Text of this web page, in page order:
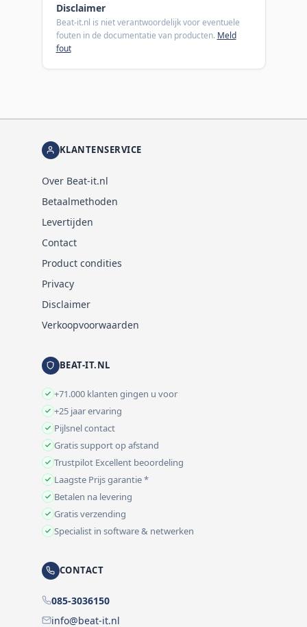
Disclaimer
Beat-it.nl is niet verantwoordelijk voor eventuele
fouten in de documentatie van producten. Meld
fout
KLANTENSERVICE
Over Beat-it.nl
Betaalmethoden
Levertijden
Contact
Product condities
Privacy
Disclaimer
Verkoopvoorwaarden
BEAT-IT.NL
+71.000 klanten gingen u voor
+25 jaar ervaring
Pijlsnel contact
Gratis support op afstand
Trustpilot Excellent beoordeling
Laagste Prijs garantie *
Betalen na levering
Gratis verzending
Specialist in software & netwerken
CONTACT
085-3036150
info@beat-it.nl